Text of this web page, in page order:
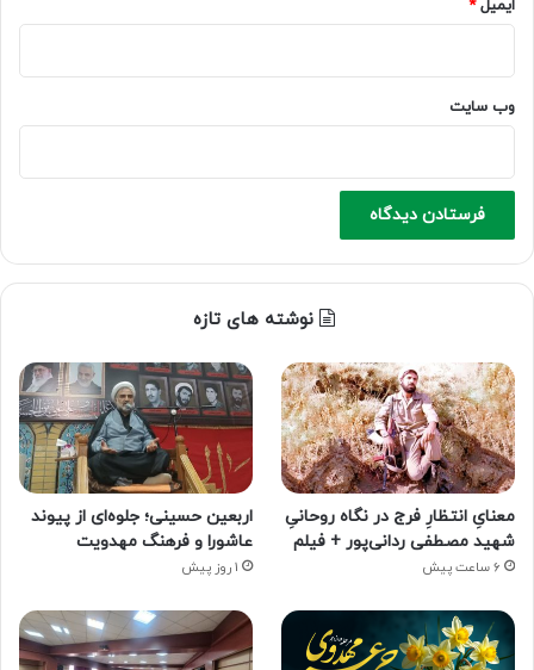
ایمیل*
وب‌ سایت
نوشته های تازه
معنایِ انتظارِ فرج در نگاه روحانیِ
شهید مصطفی ردانی‌پور + فیلم
6 ساعت پیش
اربعین حسینی؛ جلوه‌ای از پیوند
عاشورا و فرهنگ مهدویت
1 روز پیش